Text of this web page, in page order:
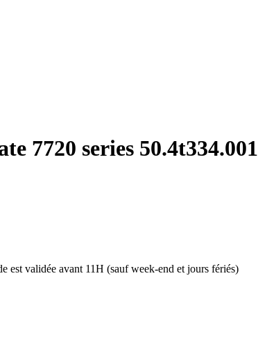
7720 series 50.4t334.001
est validée avant 11H (sauf week-end et jours fériés)